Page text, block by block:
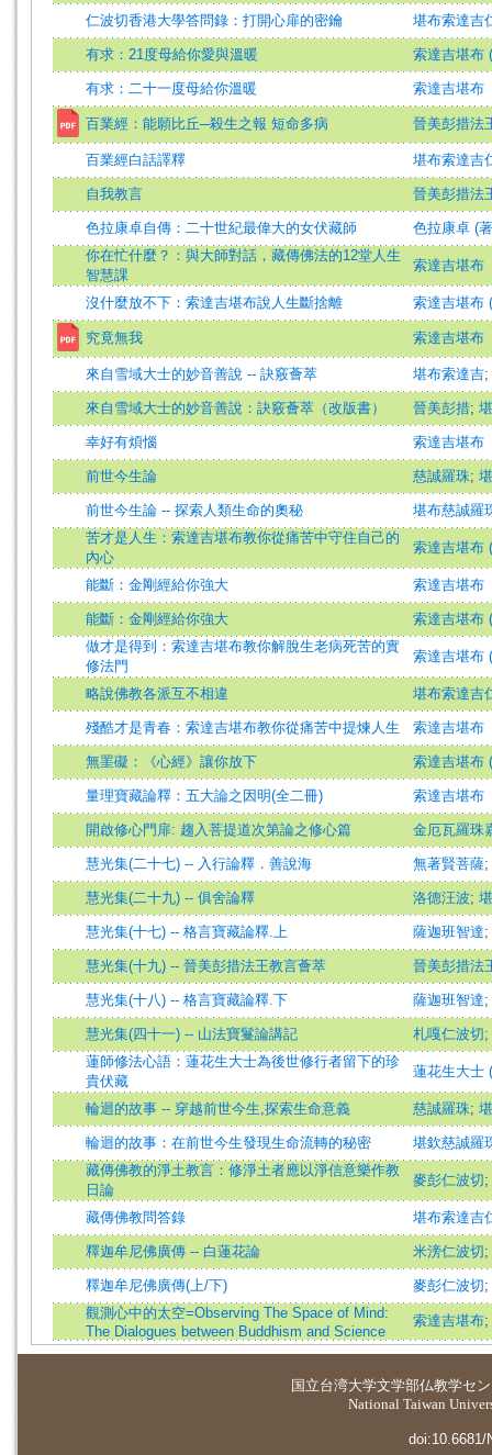
仁波切香港大學答問錄：打開心扉的密鑰 堪布索達吉
有求：21度母給你愛與溫暖 索達吉堪布
有求：二十一度母給你溫暖 索達吉堪布
百業經：能願比丘─殺生之報 短命多病 晉美彭措法
百業經白話譯釋 堪布索達吉
自我教言 晉美彭措法
色拉康卓自傳：二十世紀最偉大的女伏藏師
色拉康卓 (
你在忙什麼？：與大師對話，藏傳佛法的12堂人生
智慧課
索達吉堪布
沒什麼放不下：索達吉堪布說人生斷捨離 索達吉堪布
究竟無我 索達吉堪布
來自雪域大士的妙音善說 -- 訣竅薈萃 堪布索達吉;
來自雪域大士的妙音善說：訣竅薈萃（改版書） 晉美彭措;
幸好有煩惱 索達吉堪布
前世今生論 慈誠羅珠;
前世今生論 -- 探索人類生命的奧秘
堪布慈誠羅
苦才是人生：索達吉堪布教你從痛苦中守住自己的
內心
索達吉堪布
能斷：金剛經給你強大 索達吉堪布
能斷：金剛經給你強大
索達吉堪布
做才是得到：索達吉堪布教你解脫生老病死苦的實
修法門
索達吉堪布
略說佛教各派互不相違 堪布索達吉
殘酷才是青春：索達吉堪布教你從痛苦中提煉人生 索達吉堪布
無罣礙：《心經》讓你放下 索達吉堪布
量理寶藏論釋：五大論之因明(全二冊) 索達吉堪布
開啟修心門扉: 趨入菩提道次第論之修心篇 金厄瓦羅珠
慧光集(二十七) -- 入行論釋．善說海 無著賢菩薩;
慧光集(二十九) -- 俱舍論釋 洛德汪波;
慧光集(十七) -- 格言寶藏論釋.上 薩迦班智達;
慧光集(十九) -- 晉美彭措法王教言薈萃 晉美彭措法
慧光集(十八) -- 格言寶藏論釋.下 薩迦班智達;
慧光集(四十一) -- 山法寶鬘論講記 札嘎仁波切;
蓮師修法心語：蓮花生大士為後世修行者留下的珍
貴伏藏
蓮花生大士
輪迴的故事 -- 穿越前世今生,探索生命意義 慈誠羅珠;
輪迴的故事：在前世今生發現生命流轉的秘密
堪欽慈誠羅
藏傳佛教的淨土教言：修淨土者應以淨信意樂作教
日論
麥彭仁波切;
藏傳佛教問答錄 堪布索達吉
釋迦牟尼佛廣傳 -- 白蓮花論 米滂仁波切;
釋迦牟尼佛廣傳(上/下) 麥彭仁波切;
觀測心中的太空=Observing The Space of Mind:
The Dialogues between Buddhism and Science
索達吉堪布;
国立台湾大学文学部仏教学セ
National Taiwan
doi:10.6681/